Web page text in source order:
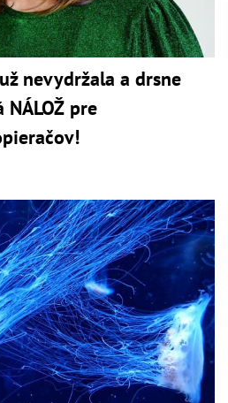
nevydržala a drsne
pre